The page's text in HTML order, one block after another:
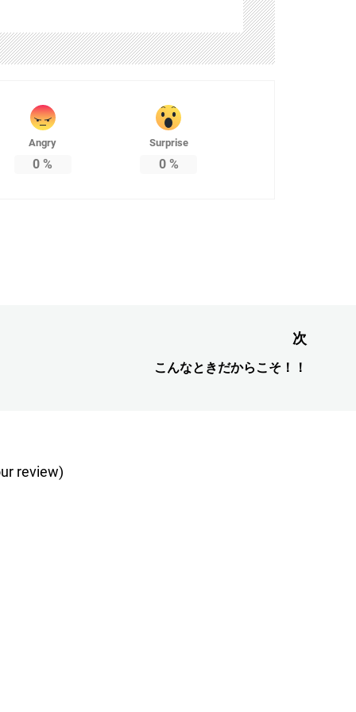
Angry
0 %
Surprise
0%
次
こんなときだからこそ！！
review)